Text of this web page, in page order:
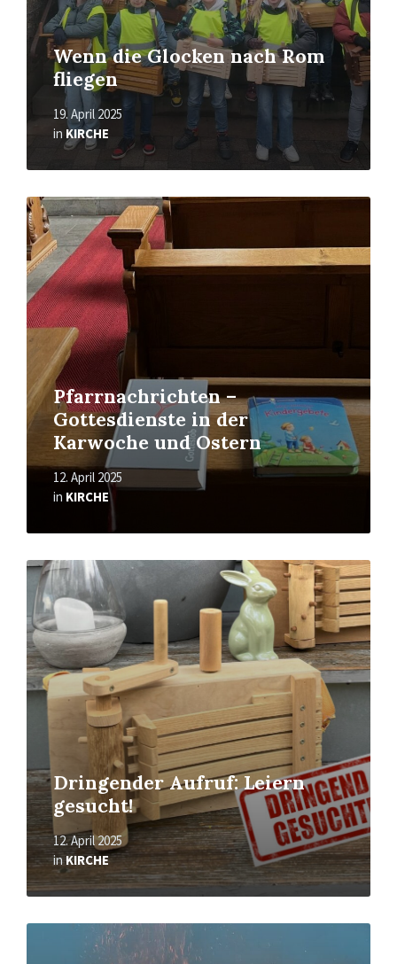
Wenn die Glocken nach Rom
fliegen
19. April 2025
in KIRCHE
Pfarrnachrichten –
Gottesdienste in der
Karwoche und Ostern
12. April 2025
in KIRCHE
Read
More
Dringender Aufruf: Leiern
gesucht!
12. April 2025
inKIRCHE
Read
More
Read